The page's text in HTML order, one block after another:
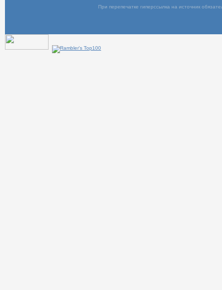
При перепечатке гиперссылка на источник